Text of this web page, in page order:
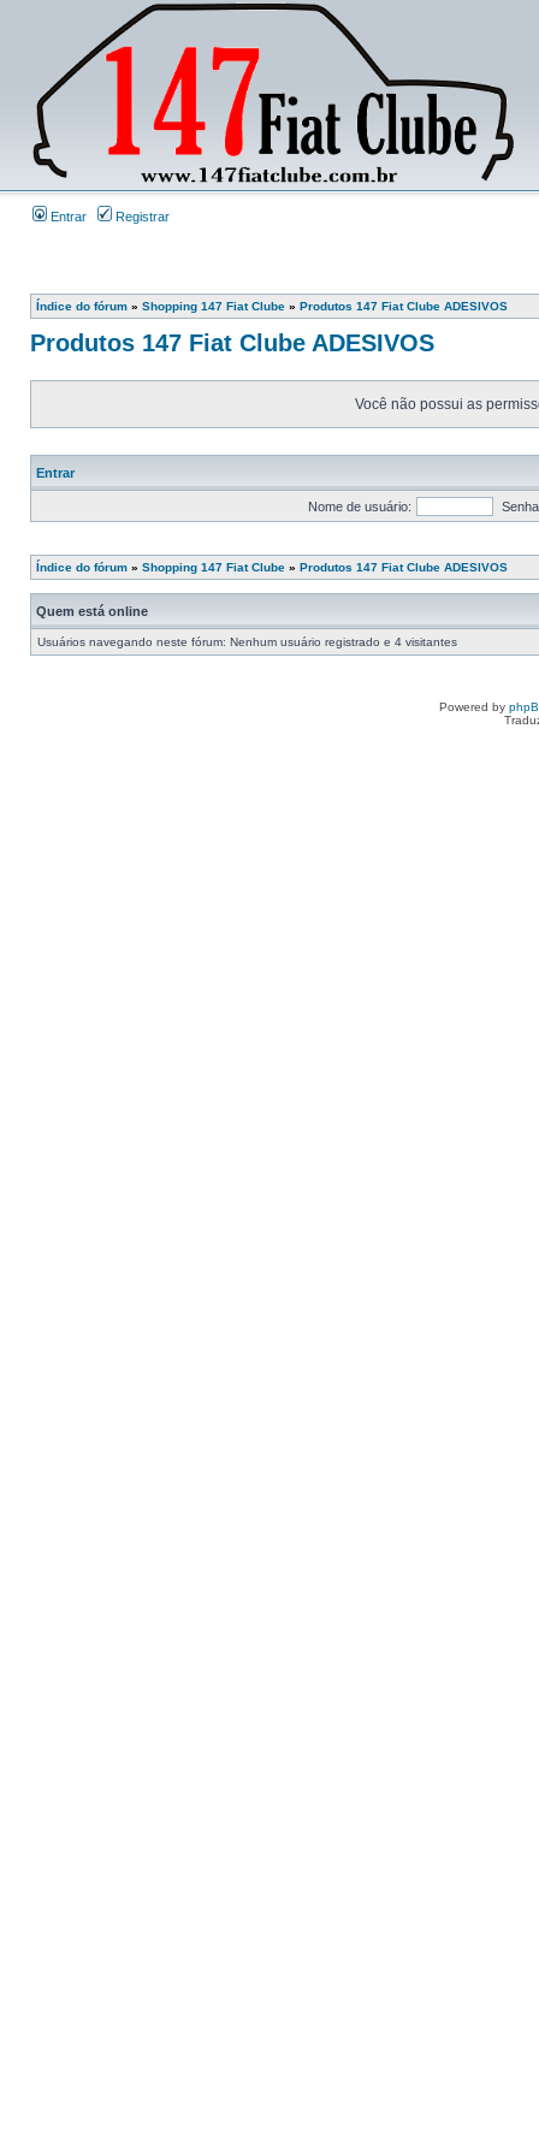
Entrar Registrar
Índice do fórum » Shopping 147 Fiat Clube » Produtos 147 Fiat Clube ADESIVOS
Produtos 147 Fiat Clube ADESIVOS
Você não possui as
Entrar
Nome de usuário:
Índice do fórum » Shopping 147 Fiat Clube » Produtos 147 Fiat Clube ADESIVOS
Quem está online
Usuários navegando neste fórum: Nenhum usuário registrado e 4 visitantes
Powered by